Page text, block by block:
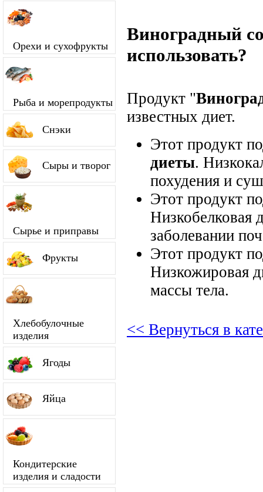
Орехи и сухофрукты
Рыба и морепродукты
Снэки
Сыры и творог
Сырье и приправы
Фрукты
Хлебобулочные
изделия
Ягоды
Яйца
Кондитерские
изделия и сладости
Виноградный
использовать?
Продукт "
известных диет.
Этот продукт
диеты.
похудения и
Этот продукт
Низкобелковая
заболевании
Этот продукт
Низкожировая
массы тела.
<< Вернуться в